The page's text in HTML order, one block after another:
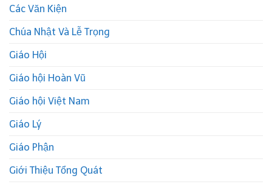
Các Văn Kiện
Chúa Nhật Và Lễ Trọng
Giáo Hội
Giáo hội Hoàn Vũ
Giáo hội Việt Nam
Giáo Lý
Giáo Phận
Giới Thiệu Tổng Quát